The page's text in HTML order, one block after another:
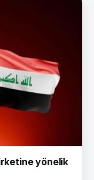
yönelik